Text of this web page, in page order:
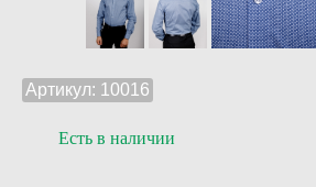
Артикул: 10016
Есть в наличии